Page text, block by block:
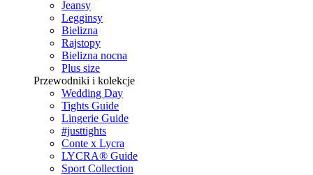
Jeansy
Legginsy
Bielizna
Rajstopy
Bielizna nocna
Plus size
Przewodniki i kolekcje
Wedding Day
Tights Guide
Lingerie Guide
#justtights
Conte x Lycra
LYCRA® Guide
Sport Сollection